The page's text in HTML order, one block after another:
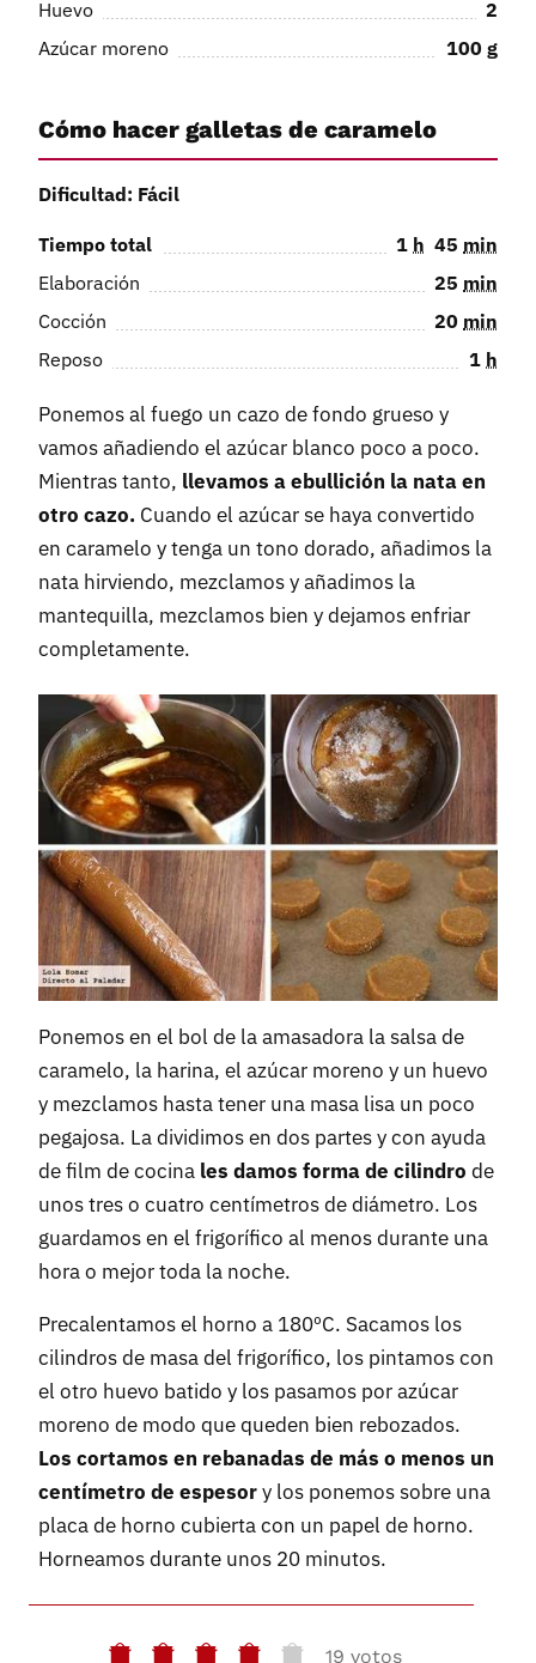
Huevo
2
Azúcar moreno
100 g
Cómo hacer galletas de caramelo
Dificultad: Fácil
Tiempo total 1 h 45 min
Elaboración
25 min
Cocción
20 min
Reposo
1 h
Ponemos al fuego un cazo de fondo grueso y
vamos añadiendo el azúcar blanco poco a poco.
Mientras tanto, llevamos a ebullición la nata en
otro cazo. Cuando el azúcar se haya convertido
en caramelo y tenga un tono dorado, añadimos la
nata hirviendo, mezclamos y añadimos la
mantequilla, mezclamos bien y dejamos enfriar
completamente.
Ponemos en el bol de la amasadora la salsa de
caramelo, la harina, el azúcar moreno y un huevo
y mezclamos hasta tener una masa lisa un poco
pegajosa. La dividimos en dos partes y con ayuda
de film de cocina les damos forma de cilindro de
unos tres o cuatro centímetros de diámetro. Los
guardamos en el frigorífico al menos durante una
hora o mejor toda la noche.
Precalentamos el horno a 180ºC. Sacamos los
cilindros de masa del frigorífico, los pintamos con
el otro huevo batido y los pasamos por azúcar
moreno de modo que queden bien rebozados.
Los cortamos en rebanadas de más o menos un
centímetro de espesory los ponemos sobre una
placa de horno cubierta con un papel de horno.
Horneamos durante unos 20 minutos.
19 votos